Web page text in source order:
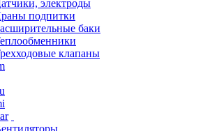
электроды
подпитки
баки
клапаны